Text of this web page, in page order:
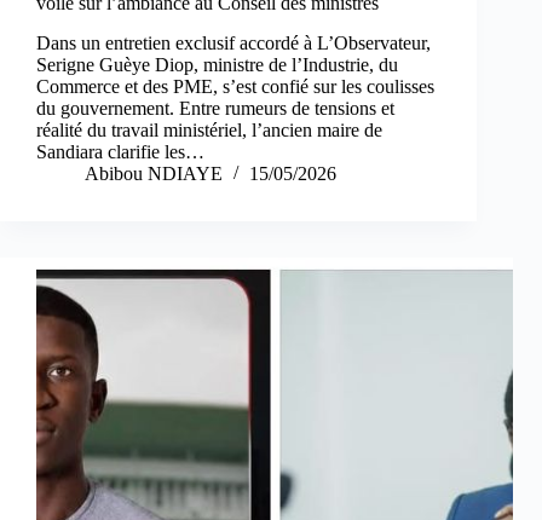
Dans un entretien exclusif accordé à L’Observateur,
Serigne Guèye Diop, ministre de l’Industrie, du
Commerce et des PME, s’est confié sur les coulisses
du gouvernement. Entre rumeurs de tensions et
réalité du travail ministériel, l’ancien maire de
Sandiara clarifie les…
Abibou NDIAYE
15/05/2026